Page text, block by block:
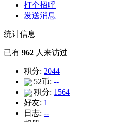
打个招呼
发送消息
统计信息
已有 962 人来访过
积分: 2044
52币: --
积分: 1564
好友: 1
日志: --